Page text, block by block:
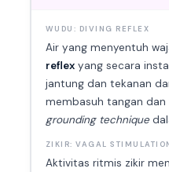
WUDU: DIVING REFLEX
Air yang menyentuh
reflexyang secara
jantung dan tekanan
membasuh tangan
grounding technique
ZIKIR: VAGAL
Aktivitas ritmis zikir